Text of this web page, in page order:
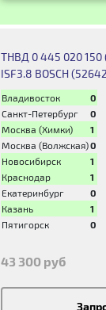
ТНВД 0 445 020 150
ISF3.8 BOSCH
Владивосток
0
Санкт-Петербург
0
Москва (Химки)
1
Москва (Волжская)0
Новосибирск
1
Краснодар
1
Екатеринбург
0
Казань
1
Пятигорск
0
43 300 руб